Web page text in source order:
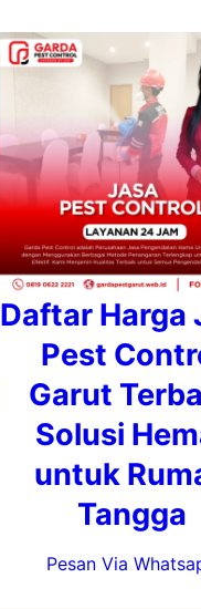
Daftar Harga
Pest
Garut
Solusi
untuk
Tangga
Pesan Via